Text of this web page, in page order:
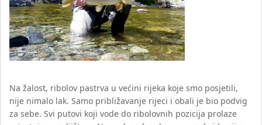
Na žalost, ribolov pastrva u većini rijeka koje smo posjetili,
nije nimalo lak. Samo približavanje rijeci i obali je bio podvig
za sebe. Svi putovi koji vode do ribolovnih pozicija prolaze